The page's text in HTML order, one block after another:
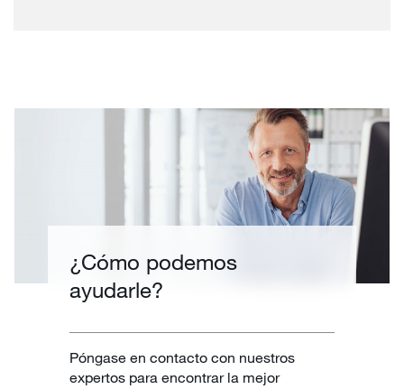
¿Cómo podemos
ayudarle?
Póngase en contacto con nuestros
expertos para encontrar la mejor